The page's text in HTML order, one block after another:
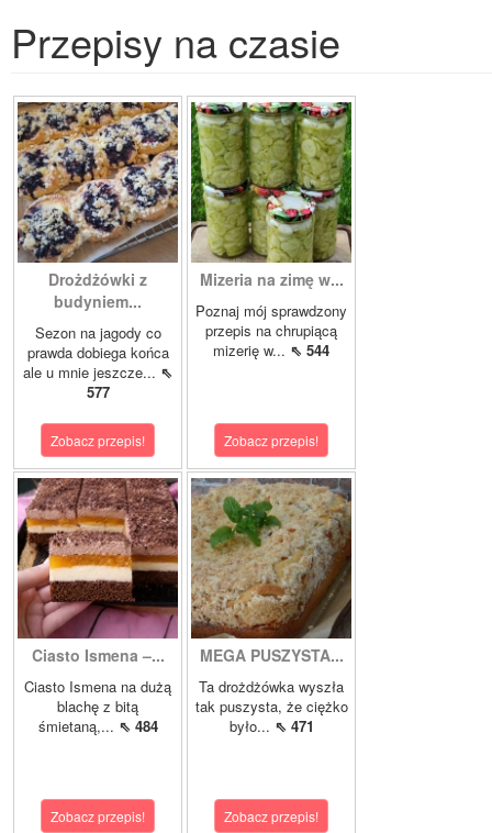
Przepisy na czasie
Drożdżówki z
budyniem...
Sezon na jagody co
prawda dobiega końca
ale u mnie jeszcze... ⇖
577
Zobacz przepis!
Mizeria na zimę w...
Poznaj mój sprawdzony
przepis na chrupiącą
mizerię w... ⇖ 544
Zobacz przepis!
Ciasto Ismena –...
Ciasto Ismena na dużą
blachę z bitą
śmietaną,... ⇖ 484
Zobacz przepis!
MEGA PUSZYSTA...
Ta drożdżówka wyszła
tak puszysta, że ciężko
było... ⇖ 471
Zobacz przepis!